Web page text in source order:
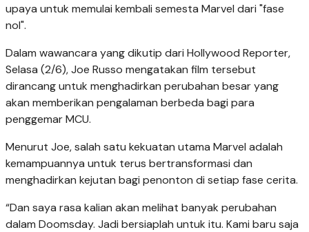
upaya untuk memulai kembali semesta Marvel dari "fase
nol".
Dalam wawancara yang dikutip dari Hollywood Reporter,
Selasa (2/6), Joe Russo mengatakan film tersebut
dirancang untuk menghadirkan perubahan besar yang
akan memberikan pengalaman berbeda bagi para
penggemar MCU.
Menurut Joe, salah satu kekuatan utama Marvel adalah
kemampuannya untuk terus bertransformasi dan
menghadirkan kejutan bagi penonton di setiap fase cerita.
“Dan saya rasa kalian akan melihat banyak perubahan
dalam Doomsday. Jadi bersiaplah untuk itu. Kami baru saja